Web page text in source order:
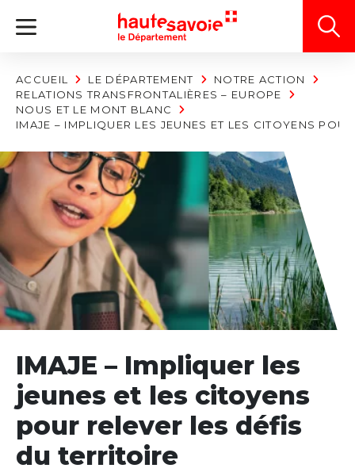
Panneau de gestion des cookies
ACCUEIL LE DÉPARTEMENT
NOTRE ACTION
RELATIONS TRANSFRONTALIÈRES – EUROPE
NOUS ET LE MONT BLANC
IMAJE – IMPLIQUER LES JEUNES ET LES CITOYENS
IMAJE – Impliquer les
jeunes et les citoyens
pour relever les défis
du territoire